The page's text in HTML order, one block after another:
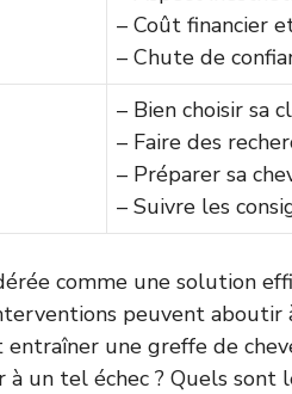
– Coût financier
– Chute de
– Bien choisir sa
– Faire des
– Préparer sa
– Suivre les
comme une solution
peuvent
une greffe de
un tel échec ? Quels sont